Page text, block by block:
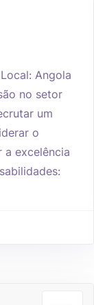
Angola
no setor
um
o
excelência